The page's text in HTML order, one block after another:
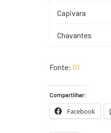
Capivara
Chavantes
Fonte: G1
Compartilhar:
Facebook